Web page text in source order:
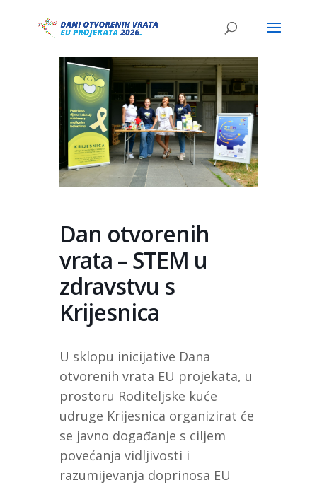
Dan otvorenih
vrata – STEM u
zdravstvu s
Krijesnica
U sklopu inicijative Dana
otvorenih vrata EU projekata, u
prostoru Roditeljske kuće
udruge Krijesnica organizirat će
se javno događanje s ciljem
povećanja vidljivosti i
razumijevanja doprinosa EU